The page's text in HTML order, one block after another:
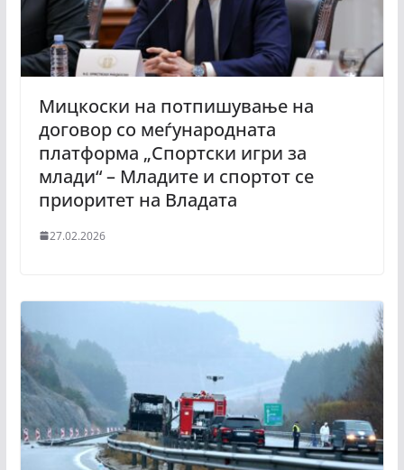
Мицкоски на потпишување на
договор со меѓународната
платформа „Спортски игри за
млади“ – Младите и спортот се
приоритет на Владата
27.02.2026